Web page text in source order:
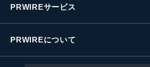
PRWIREサービス
PRWIREについて